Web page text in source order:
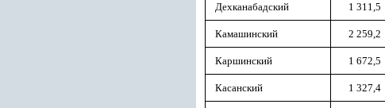
Дехканабадский 1 311,5
Камашинский 2 259,2
Каршинский 1 672,5
Касанский 1 327,4